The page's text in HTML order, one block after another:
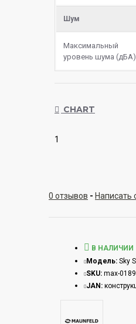
Шум
Максимальный
уровень шума (дБА)
CHART
1
0 отзывов - Написать
В НАЛИЧИИ
Модель: Sky
SKU: max-
JAN: